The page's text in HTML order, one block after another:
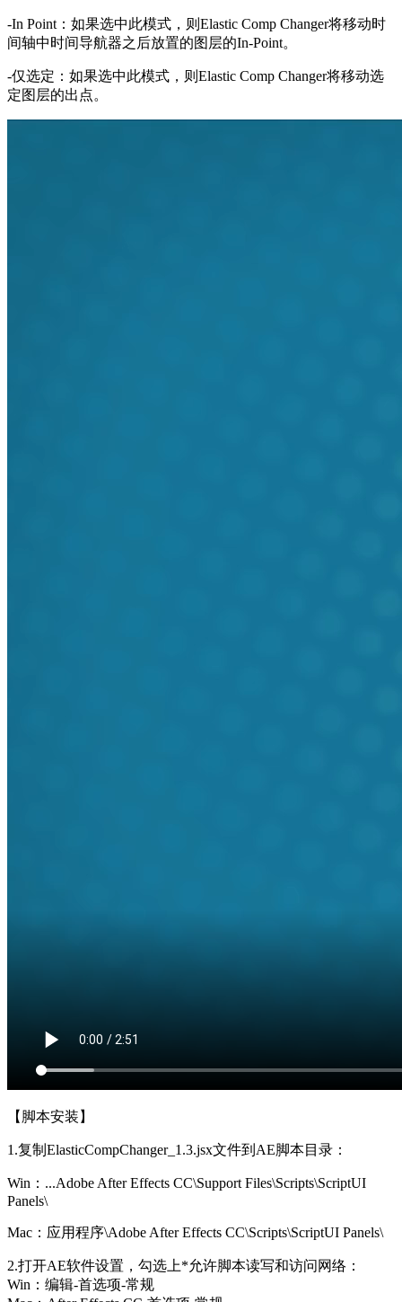
-In Point：如果选中此模式，则Elastic Comp Changer将移动时
间轴中时间导航器之后放置的图层的In-Point。
-仅选定：如果选中此模式，则Elastic Comp Changer将移动选
定图层的出点。
【脚本安装】
1.复制ElasticCompChanger_1.3.jsx文件到AE脚本目录：
Win：...Adobe After Effects CC\Support Files\Scripts\ScriptUI
Panels\
Mac：应用程序\Adobe After Effects CC\Scripts\ScriptUI Panels\
2.打开AE软件设置，勾选上*允许脚本读写和访问网络：
Win：编辑-首选项-常规